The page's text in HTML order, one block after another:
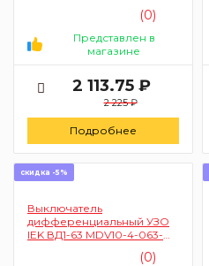
(0)
Представлен в
магазине
2 113.75 ₽
2 225 ₽
Подробнее
скидка -5%
Выключатель
дифференциальный УЗО
IEK ВД1-63 MDV10-4-063-
(0)